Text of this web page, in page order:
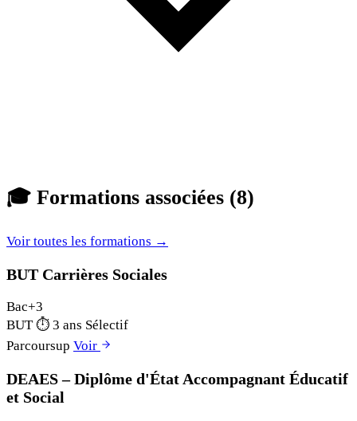
🎓 Formations associées (8)
Voir toutes les formations →
BUT Carrières Sociales
Bac+3
BUT ⏱ 3 ans Sélectif
Parcoursup Voir
DEAES – Diplôme d'État Accompagnant Éducatif
et Social